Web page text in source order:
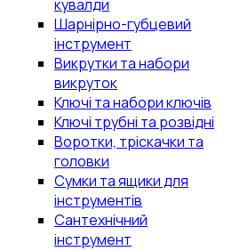
кувалди
Шарнірно-губцевий
інструмент
Викрутки та набори
викруток
Ключі та набори ключів
Ключі трубні та розвідні
Воротки, тріскачки та
головки
Сумки та ящики для
інструментів
Сантехнічний
інструмент